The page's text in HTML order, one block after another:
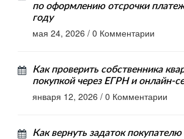
по оформлению отсрочки
году
мая 24, 2026 / 0 Комментарии
Как проверить собственника
покупкой через ЕГРН и онлайн-
января 12, 2026 / 0 Комментарии
Как вернуть задаток покупателю